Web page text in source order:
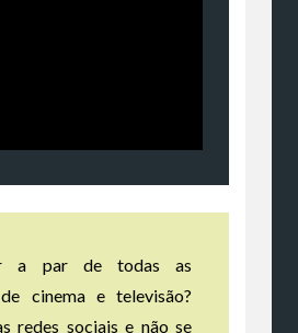
a par de todas as
cinema e televisão?
redes sociais e não se